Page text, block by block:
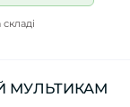
МУЛЬТИКАМ